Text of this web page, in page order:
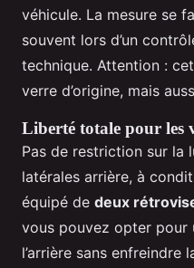
véhicule. La mesure se
souvent lors d’un
technique. Attention :
verre d’origine, mais
Liberté totale pour les
Pas de restriction sur la
latérales arrière, à
équipé de deux
vous pouvez opter pour
l’arrière sans enfreindre